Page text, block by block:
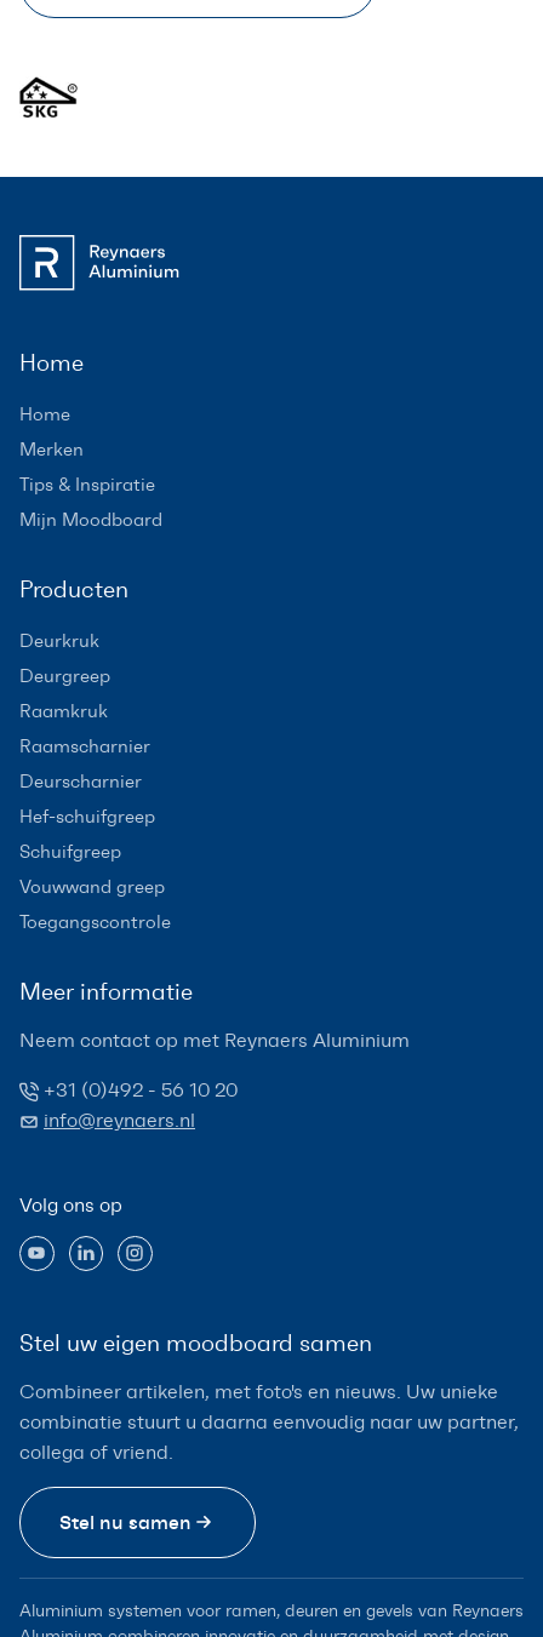
Home
Home
Merken
Tips & Inspiratie
Mijn Moodboard
Producten
Deurkruk
Deurgreep
Raamkruk
Raamscharnier
Deurscharnier
Hef-schuifgreep
Schuifgreep
Vouwwand greep
Toegangscontrole
Meer informatie
Neem contact op met Reynaers Aluminium
+31 (0)492 - 56 10 20
info@reynaers.nl
Volg ons op
Stel uw eigen moodboard samen
Combineer artikelen, met foto's en nieuws. Uw unieke
combinatie stuurt u daarna eenvoudig naar uw partner,
collega of vriend.
Stel nu samen
Aluminium systemen voor ramen, deuren en gevels van Reynaers